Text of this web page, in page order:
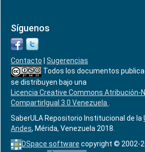
Síguenos
Contacto
Sugerencias
Todos los documentos
se distribuyen bajo una
Licencia Creative Commons Atribución-
CompartirIgual 3.0 Venezuela
SaberULA Repositorio Institucional de la
Andes, Mérida, Venezuela 2018.
DSpace software copyright © 2002-